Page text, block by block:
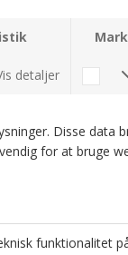
DKK 400,-